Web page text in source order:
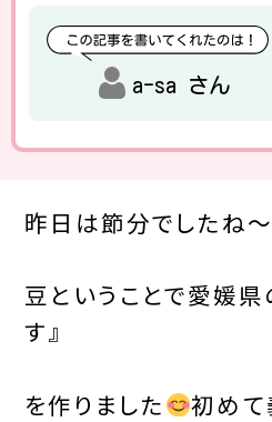
a-sa さん
昨日は節分でしたね～
豆ということで愛媛県
す』
を作りました
初めて